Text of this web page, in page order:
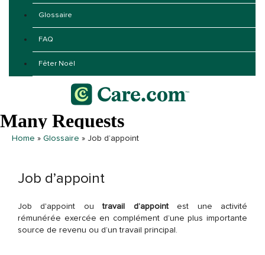
Glossaire
FAQ
Fêter Noël
Home » Glossaire » Job d’appoint
Job d’appoint
Job d'appoint outravail d’appointest une activité
rémunérée exercée en complément d’une plus importante
source de revenu ou d’un travail principal.